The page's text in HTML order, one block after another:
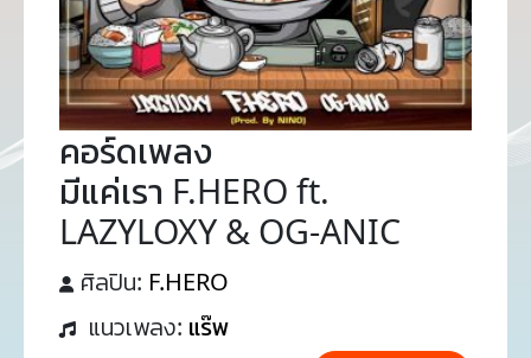
คอร์ดเพลง
มีแค่เรา F.HERO ft.
LAZYLOXY & OG-ANIC
ศิลปิน: F.HERO
แนวเพลง: แร๊พ